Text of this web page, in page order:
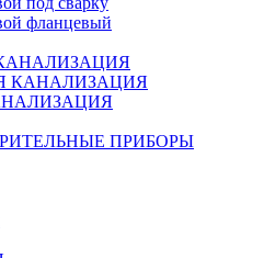
фланцевый
ПРИБОРЫ